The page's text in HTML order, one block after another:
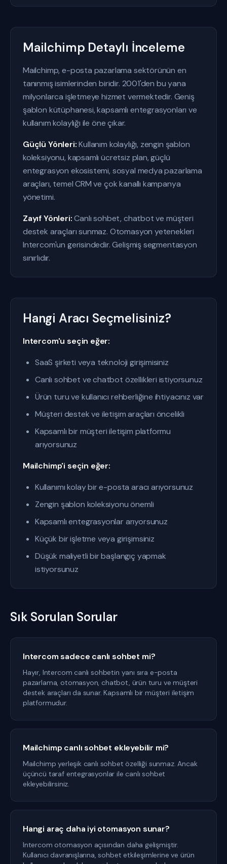
Mailchimp Detaylı İnceleme
Mailchimp, e-posta pazarlama sektörünün en
tanınmış isimlerinden biridir. 2001'den bu yana
milyonlarca işletmeye hizmet vermektedir. Geniş
şablon kütüphanesi, kapsamlı entegrasyonları ve
kullanım kolaylığı ile öne çıkar.
Güçlü Yönleri:Kullanım kolaylığı, zengin şablon
koleksiyonu, kapsamlı ücretsiz plan, güçlü
entegrasyon ekosistemi, sosyal medya pazarlama
araçları, temel CRM ve çok kanallı kampanya
yönetimi.
Zayıf Yönleri:Canlı sohbet, chatbot ve müşteri
destek araçları sunmaz. Otomasyon yetenekleri
Intercom'un gerisindedir. Gelişmiş segmentasyon
sınırlıdır.
Hangi Aracı Seçmelisiniz?
Intercom'u seçin eğer:
SaaS şirketi veya teknoloji girişimisiniz
Canlı sohbet ve chatbot özellikleri istiyorsunuz
Ürün turu ve kullanıcı rehberliğine ihtiyacınız var
Müşteri destek ve iletişim araçları öncelikli
Kapsamlı bir müşteri iletişim platformu
arıyorsunuz
Mailchimp'i seçin eğer:
Kullanımı kolay bir e-posta aracı arıyorsunuz
Zengin şablon koleksiyonu önemli
Kapsamlı entegrasyonlar arıyorsunuz
Küçük bir işletme veya girişimsiniz
Düşük maliyetli bir başlangıç yapmak
istiyorsunuz
Sık Sorulan Sorular
Intercom sadece canlı sohbet mi?
Hayır, Intercom canlı sohbetin yanı sıra e-posta
pazarlama, otomasyon, chatbot, ürün turu ve müşteri
destek araçları da sunar. Kapsamlı bir müşteri iletişim
platformudur.
Mailchimp canlı sohbet ekleyebilir mi?
Mailchimp yerleşik canlı sohbet özelliği sunmaz. Ancak
üçüncü taraf entegrasyonlar ile canlı sohbet
ekleyebilirsiniz.
Hangi araç daha iyi otomasyon sunar?
Intercom otomasyon açısından daha gelişmiştir.
Kullanıcı davranışlarına, sohbet etkileşimlerine ve ürün